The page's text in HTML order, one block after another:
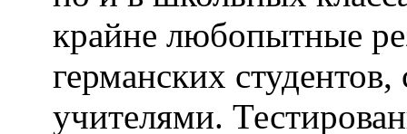
крайне любопытные
германских
учителями.